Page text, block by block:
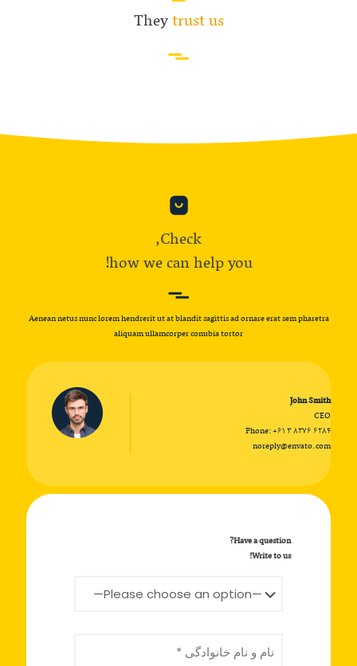
Theytrust us
Check,
how we can help you!
Aenean netus nunc lorem hendrerit ut at blandit sagittis ad ornare erat sem pharetra
aliquam ullamcorper conubia tortor
John Smith
CEO
Phone:+۶۱ ۳ ۸۳۷۶ ۶۲۸۴
noreply@envato.com
Have a question?
Write to us!